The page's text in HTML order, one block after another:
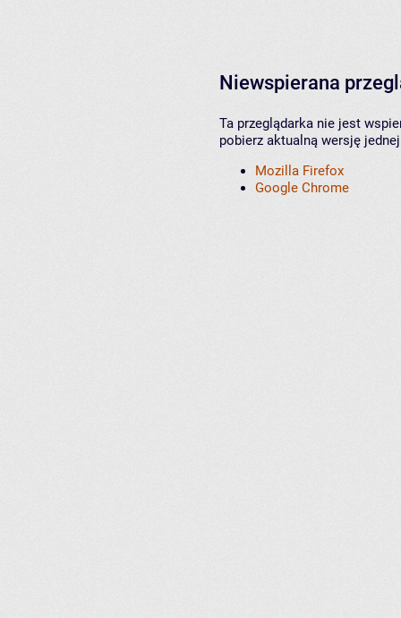
Niewspierana
Ta przeglądarka nie jest
pobierz aktualną wersję
Mozilla Firefox
Google Chrome